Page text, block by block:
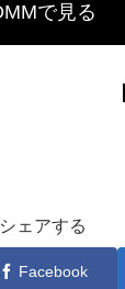
で見る
シェアする
Facebook